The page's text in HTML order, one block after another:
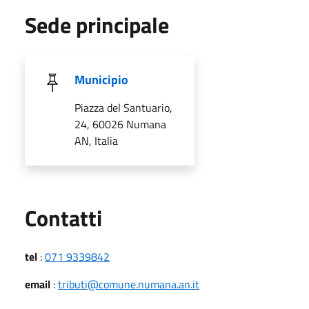
Sede principale
Municipio
Piazza del Santuario,
24, 60026 Numana
AN, Italia
Contatti
tel :071 9339842
email :tributi@comune.numana.an.it